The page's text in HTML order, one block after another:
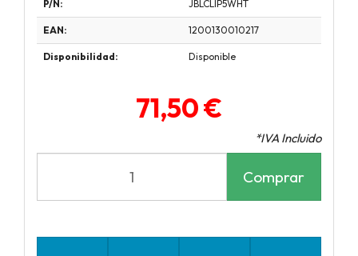
P/N: JBLCLIP5WHT
EAN: 1200130010217
Disponibilidad: Disponible
71,50 €
*IVA Incluido
Comprar